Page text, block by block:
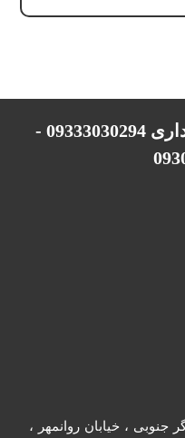
پشتیبانی در ساعات غیر اداری 09333030294 -
جنوبی ، خیابان روانمهر ،